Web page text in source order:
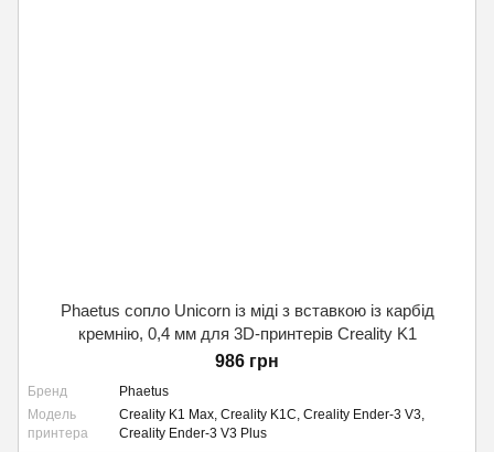
Phaetus сопло Unicorn із міді з вставкою із карбід
кремнію, 0,4 мм для 3D-принтерів Creality K1
986 грн
Бренд
Phaetus
Модель
принтера
Creality K1 Max, Creality K1C, Creality Ender-3 V3,
Creality Ender-3 V3 Plus